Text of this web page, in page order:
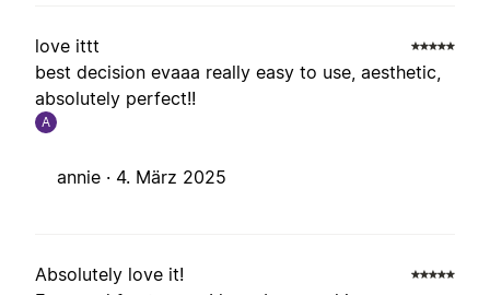
love ittt
best decision evaaa really easy to use, aesthetic,
absolutely perfect!!
A
annie · 4. März 2025
Absolutely love it!